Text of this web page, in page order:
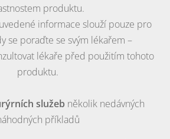
produktu.
informace slouží pouze pro
se poraďte se svým lékařem –
lékaře před použitím tohoto
produktu.
služeb několik nedávných
příkladů